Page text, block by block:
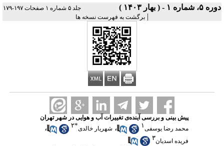
دوره ۵، شماره ۱ - ( بهار ۱۴۰۳ ) جلد ۵ شماره ۱ صفحات ۱۹۷-۱۷۹
| برگشت به فهرست نسخه ها
پیش بینی و بررسی آینده‌ی تغییرات آب و هوایی در شهر تهران
محمد رضا یوسفی۱ ، شهریار خالدی*۲ ،
فریده اسدیان۳